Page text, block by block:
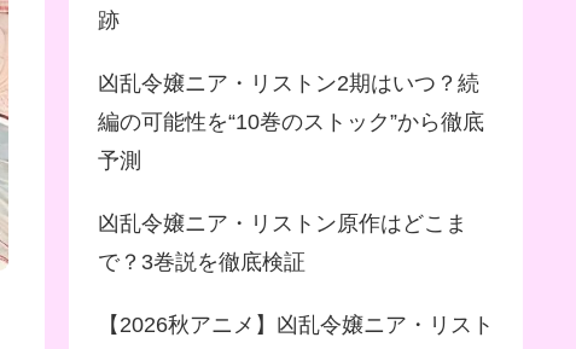
跡
凶乱令嬢ニア・リストン2期はいつ？続
編の可能性を“10巻のストック”から徹底
予測
凶乱令嬢ニア・リストン原作はどこま
で？3巻説を徹底検証
【2026秋アニメ】凶乱令嬢ニア・リスト